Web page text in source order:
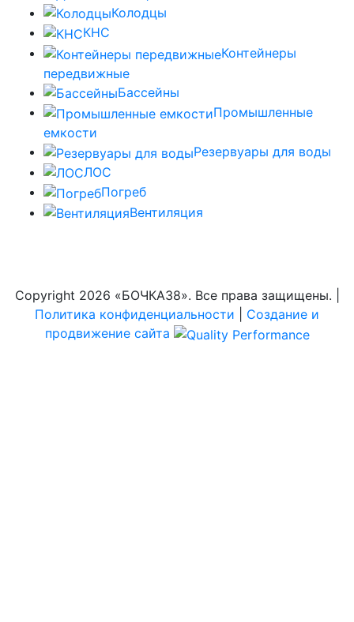
Колодцы
КНС
Контейнеры
передвижные
Бассейны
Промышленные
емкости
Резервуары для воды
ЛОС
Погреб
Вентиляция
Copyright 2026 «БОЧКА38». Все права защищены. |
Политика конфиденциальности
Создание и
продвижение сайта